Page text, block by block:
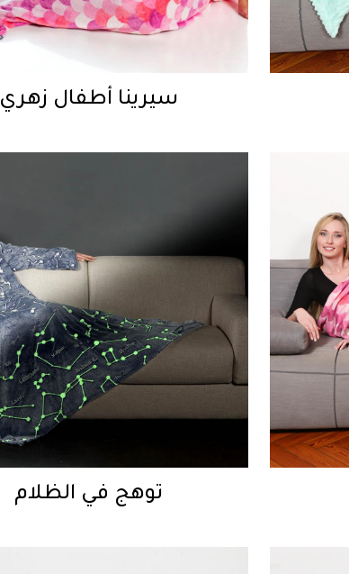
سيرينا أطفال زهري
توهج في الظلام